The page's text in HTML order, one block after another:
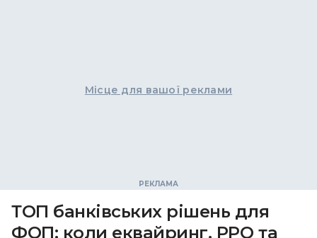
Місце для вашої реклами
ТОП банківських рішень для
ФОП: коли еквайринг, РРО та